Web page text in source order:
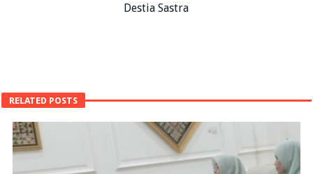
Destia Sastra
RELATED POSTS